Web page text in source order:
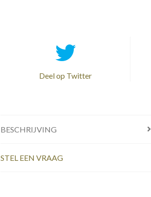
Deel op Twitter
BESCHRIJVING
STEL EEN VRAAG